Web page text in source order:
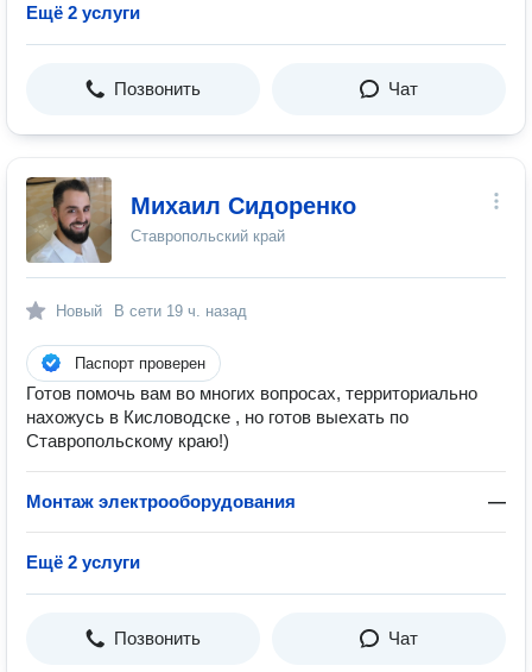
Ещё 2 услуги
Позвонить Чат
Михаил Сидоренко
Ставропольский край
Новый В сети 19 ч. назад
Паспорт проверен
Готов помочь вам во многих вопросах, территориально
нахожусь в Кисловодске , но готов выехать по
Ставропольскому краю!)
Монтаж электрооборудования —
Ещё 2 услуги
Позвонить Чат